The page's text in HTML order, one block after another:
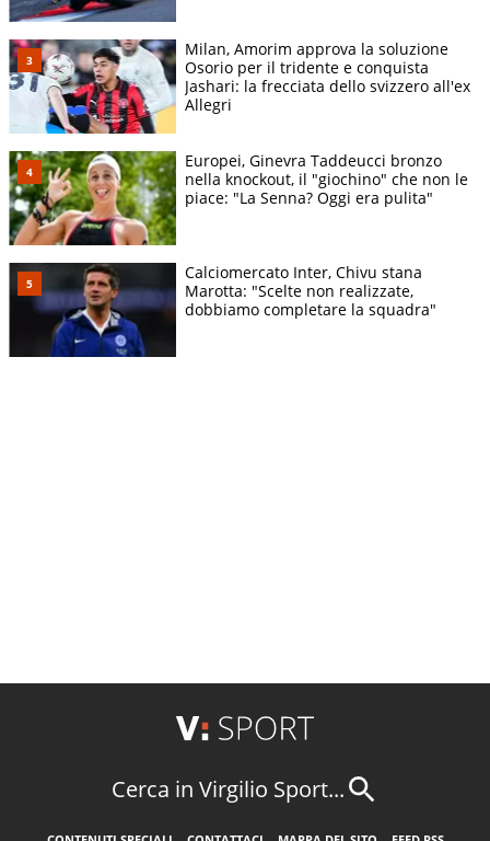
Milan, Amorim approva la soluzione
Osorio per il tridente e conquista
Jashari: la frecciata dello svizzero all'ex
Allegri
Europei, Ginevra Taddeucci bronzo
nella knockout, il "giochino" che non le
piace: "La Senna? Oggi era pulita"
Calciomercato Inter, Chivu stana
Marotta: "Scelte non realizzate,
dobbiamo completare la squadra"
Cerca in Virgilio Sport...